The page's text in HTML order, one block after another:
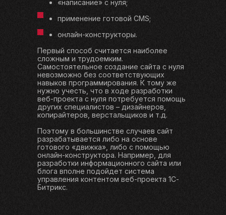
«написание» с нуля;
применение готовой CMS;
онлайн-конструкторы.
Первый способ считается наиболее
сложным и трудоемким.
Самостоятельное создание сайта с нуля
невозможно без соответствующих
навыков программирования. К тому же
нужно учесть, что в ходе разработки
веб-проекта с нуля потребуется помощь
других специалистов – дизайнеров,
копирайтеров, верстальщиков и т.д.
Поэтому в большинстве случаев сайт
разрабатывается либо на основе
готового «движка», либо с помощью
онлайн-конструктора. Например, для
разработки информационного сайта или
блога вполне подойдет система
управления контентом веб-проекта 1С-
Битрикс.